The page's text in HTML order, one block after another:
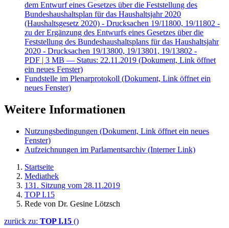
dem Entwurf eines Gesetzes über die Feststellung des
Bundeshaushaltsplan für das Haushaltsjahr 2020
(Haushaltsgesetz 2020) - Drucksachen 19/11800, 19/11802 -
zu der Ergänzung des Entwurfs eines Gesetzes über die
Feststellung des Bundeshaushaltsplans für das Haushaltsjahr
2020 - Drucksachen 19/13800, 19/13801, 19/13802 -
PDF | 3 MB — Status: 22.11.2019 (Dokument, Link öffnet
ein neues Fenster)
Fundstelle im Plenarprotokoll (Dokument, Link öffnet ein
neues Fenster)
Weitere Informationen
Nutzungsbedingungen (Dokument, Link öffnet ein neues
Fenster)
Aufzeichnungen im Parlamentsarchiv (Interner Link)
Startseite
Mediathek
131. Sitzung vom 28.11.2019
TOP I.15
Rede von Dr. Gesine Lötzsch
zurück zu: TOP I.15 ()